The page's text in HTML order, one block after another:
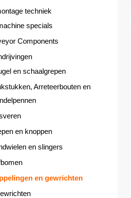
techniek
specials
Components
en schaalgrepen
Arreteerbouten en
en knoppen
en slingers
en gewrichten